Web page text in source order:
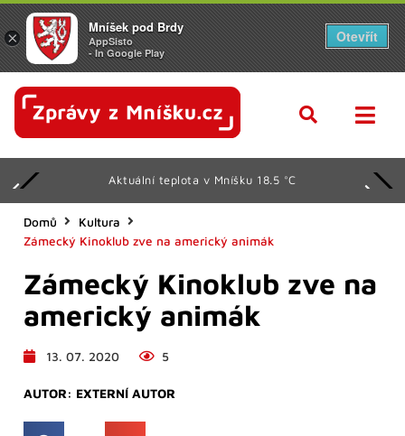
Aktuální teplota v Mníšku 18.5 °C
Domů
Kultura
Zámecký Kinoklub zve na americký animák
Zámecký Kinoklub zve na
americký animák
13. 07. 2020 5
AUTOR: EXTERNÍ AUTOR
×
Mníšek pod Brdy
AppSisto
- In Google Play
Otevřít